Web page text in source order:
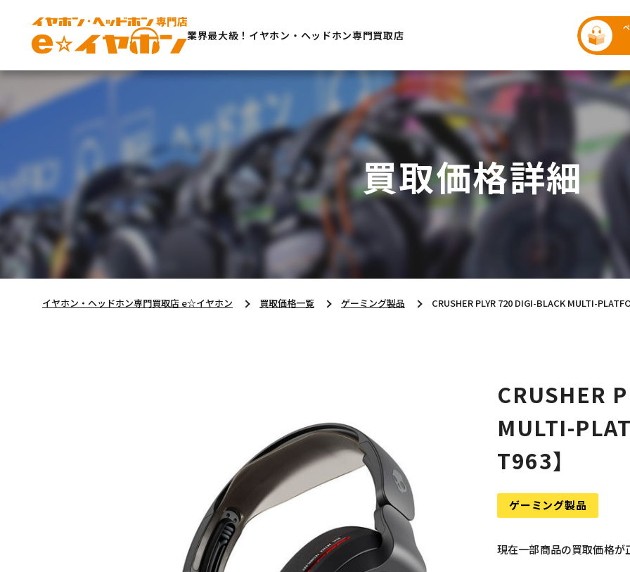
業界最大級！イヤホン・ヘッドホン専門買取店
買取価格詳細
イヤホン・ヘッドホン専門買取店 e☆イヤホン 買取価格一覧 ゲーミング製品 CRUSHER PLYR 720 DIGI-BLACK MULTI-
CRUSHER
MULTI-
T963】
ゲーミング製品
現在一部商品の買取価格が